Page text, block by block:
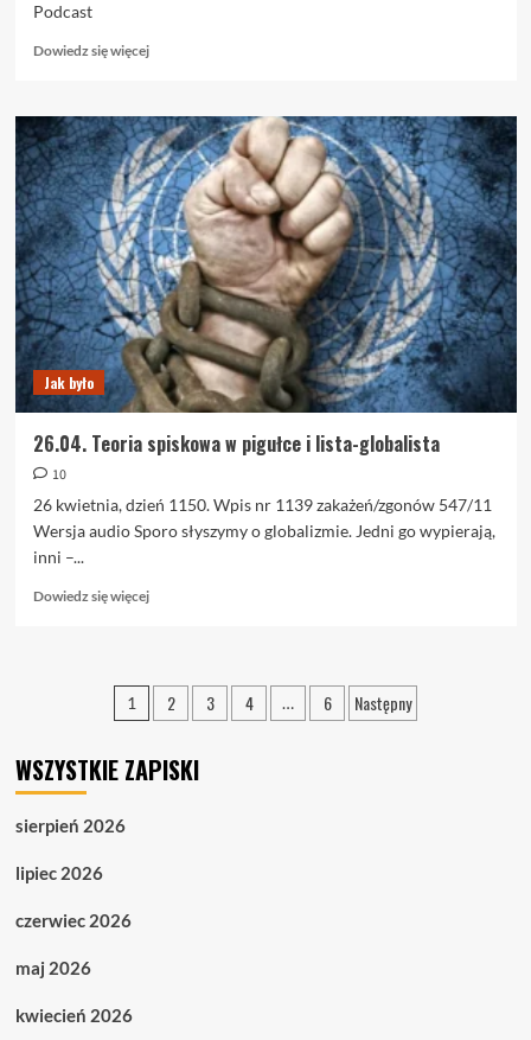
Podcast
Dowiedz się więcejDowiedz
o
27.04.
Podcast.
Trojka,
czyli
alternatywa
wyborcza
Jak było
26.04. Teoria spiskowa w pigułce i lista-globalista
10
26 kwietnia, dzień 1150. Wpis nr 1139 zakażeń/zgonów 547/11
Wersja audio Sporo słyszymy o globalizmie. Jedni go wypierają,
inni –...
Dowiedz się więcejDowiedz
26.04.
Teoria
pigułce
Stronicowanie
1 2 3 4 … 6 Następny
WSZYSTKIE ZAPISKI
sierpień 2026
lipiec 2026
czerwiec 2026
maj 2026
kwiecień 2026